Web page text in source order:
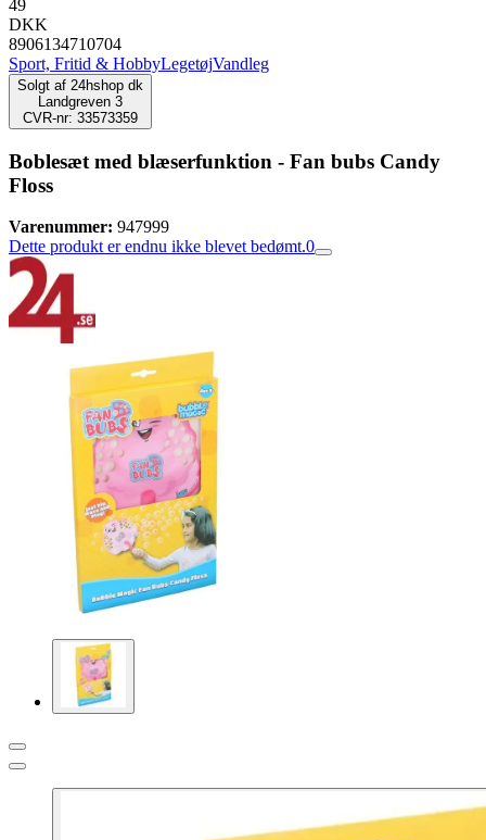
49
DKK
8906134710704
Sport, Fritid & HobbyLegetøjVandleg
Solgt af 24hshop dk
Landgreven 3
CVR-nr: 33573359
Boblesæt med blæserfunktion - Fan bubs Candy
Floss
Varenummer: 947999
Dette produkt er endnu ikke blevet bedømt.0